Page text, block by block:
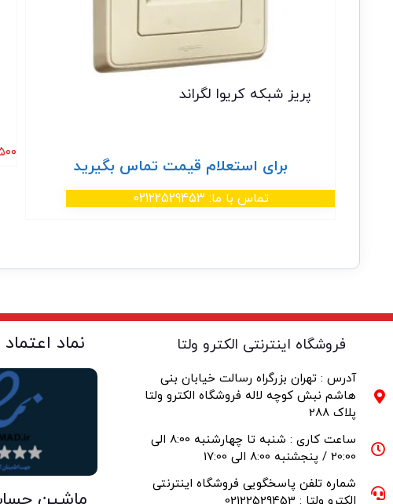
پریز شبکه کریوا لگراند
برای استعلام قیمت تماس بگیرید
تماس با ما: 02122529453
فروشگاه اینترنتی الکترو ولتا
آدرس : تهران بزرگراه رسالت خیابان بنی
هاشم نبش کوچه لاله فروشگاه الکترو ولتا
پلاک 288
ساعت کاری : شنبه تا چهارشنبه 8:00 الی
20:00 / پنجشنبه 8:00 الی 17:00
شماره تلفن پاسخگویی فروشگاه اینترنتی
نماد